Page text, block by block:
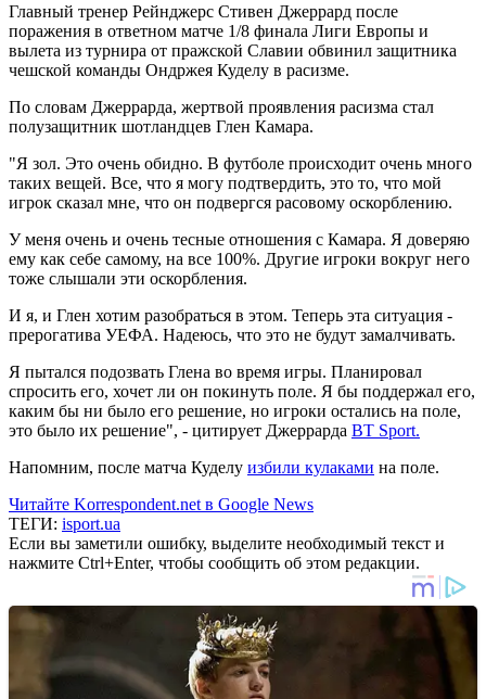
Главный тренер Рейнджерс Стивен Джеррард после
поражения в ответном матче 1/8 финала Лиги Европы и
вылета из турнира от пражской Славии обвинил защитника
чешской команды Ондржея Куделу в расизме.
По словам Джеррарда, жертвой проявления расизма стал
полузащитник шотландцев Глен Камара.
"Я зол. Это очень обидно. В футболе происходит очень много
таких вещей. Все, что я могу подтвердить, это то, что мой
игрок сказал мне, что он подвергся расовому оскорблению.
У меня очень и очень тесные отношения с Камара. Я доверяю
ему как себе самому, на все 100%. Другие игроки вокруг него
тоже слышали эти оскорбления.
И я, и Глен хотим разобраться в этом. Теперь эта ситуация -
прерогатива УЕФА. Надеюсь, что это не будут замалчивать.
Я пытался подозвать Глена во время игры. Планировал
спросить его, хочет ли он покинуть поле. Я бы поддержал его,
каким бы ни было его решение, но игроки остались на поле,
это было их решение", - цитирует Джеррарда BT Sport.
Напомним, после матча Куделу избили кулаками на поле.
Читайте Korrespondent.net в Google News
ТЕГИ: isport.ua
Если вы заметили ошибку, выделите необходимый текст и
нажмите Ctrl+Enter, чтобы сообщить об этом редакции.